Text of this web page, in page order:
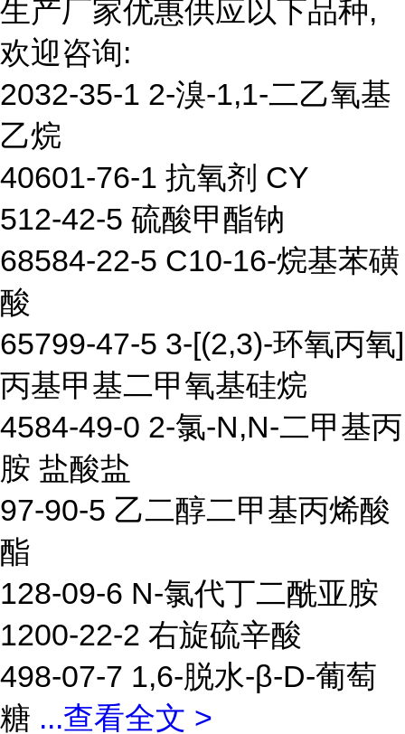
生产厂家优惠供应以下品种,
欢迎咨询:
2032-35-1 2-溴-1,1-二乙氧基
乙烷
40601-76-1 抗氧剂 CY
512-42-5 硫酸甲酯钠
68584-22-5 C10-16-烷基苯磺
酸
65799-47-5 3-[(2,3)-环氧丙氧]
丙基甲基二甲氧基硅烷
4584-49-0 2-氯-N,N-二甲基丙
胺 盐酸盐
97-90-5 乙二醇二甲基丙烯酸
酯
128-09-6 N-氯代丁二酰亚胺
1200-22-2 右旋硫辛酸
498-07-7 1,6-脱水-β-D-葡萄
糖 ...查看全文 >